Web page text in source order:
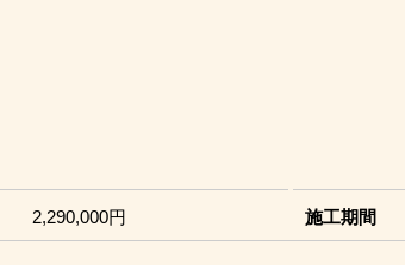
2,290,000円 施工期間